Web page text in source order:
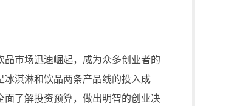
市场迅速崛起，成为众多创业者的
淇淋和饮品两条产品线的投入成
了解投资预算，做出明智的创业决